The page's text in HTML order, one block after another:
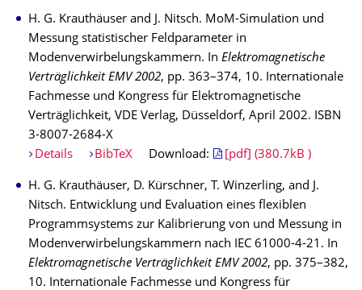
H. G. Krauthäuser and J. Nitsch. MoM-Simulation und
Messung statistischer Feldparameter in
Modenverwirbelungskammern. In Elektromagnetische
Verträglichkeit EMV 2002, pp. 363–374, 10. Internationale
Fachmesse und Kongress für Elektromagnetische
Verträglichkeit, VDE Verlag, Düsseldorf, April 2002. ISBN
3-8007-2684-X
Details
BibTeX Download: [pdf] (380.7kB )
H. G. Krauthäuser, D. Kürschner, T. Winzerling, and J.
Nitsch. Entwicklung und Evaluation eines flexiblen
Programmsystems zur Kalibrierung von und Messung in
Modenverwirbelungskammern nach IEC 61000-4-21. In
Elektromagnetische Verträglichkeit EMV 2002, pp. 375–382,
10. Internationale Fachmesse und Kongress für